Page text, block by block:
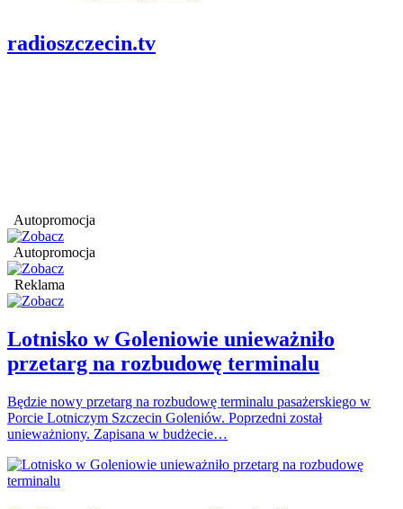
radioszczecin.tv
Autopromocja
Autopromocja
Reklama
Lotnisko w Goleniowie unieważniło
przetarg na rozbudowę terminalu
Będzie nowy przetarg na rozbudowę terminalu pasażerskiego w
Porcie Lotniczym Szczecin Goleniów. Poprzedni został
unieważniony. Zapisana w budżecie…